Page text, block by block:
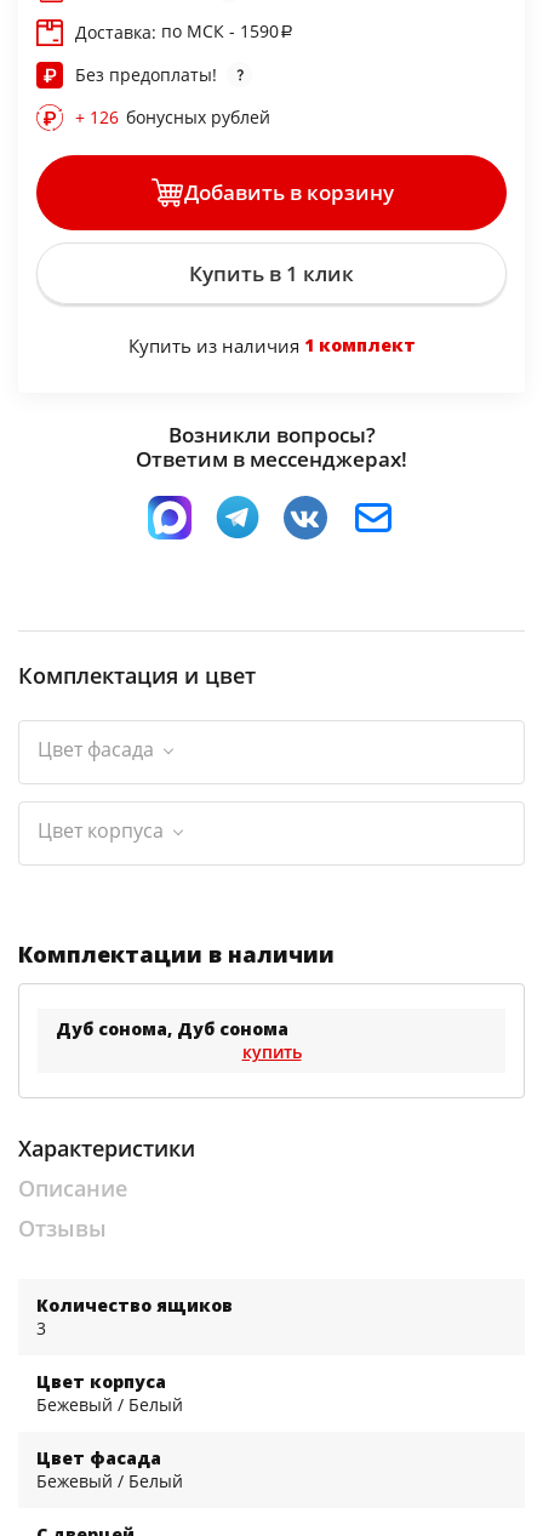
Доставка: по МСК - 1590
Без предоплаты!
+ 126 бонусных рублей
Добавить в корзину
Купить в 1 клик
Купить из наличия 1 комплект
Возникли вопросы?
Ответим в мессенджерах!
Комплектация и цвет
Цвет фасада
Цвет корпуса
Комплектации в наличии
Дуб сонома, Дуб сонома
купить
Характеристики
Описание
Отзывы
Количество ящиков
3
Цвет корпуса
Бежевый / Белый
Цвет фасада
Бежевый / Белый